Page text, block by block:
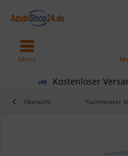
Kostenloser
Menü
Übersicht Fachmeister